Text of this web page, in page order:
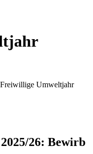
Umweltjahr
26: Bewirb